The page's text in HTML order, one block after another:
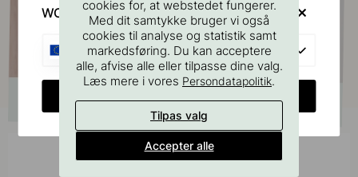
Bliv inspireret af andre
cookies for, at webstedet fungerer.
Med dit samtykke bruger vi også
cookies til analyse og statistik samt
markedsføring. Du kan acceptere
alle, afvise alle eller tilpasse dine valg.
Læs mere i vores Persondatapolitik.
Tilpas valg
Accepter alle
WOULD YOU RATHER VISIT?
EU